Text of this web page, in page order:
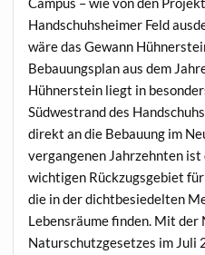
Handschuhsheimer Feld
wäre das Gewann
Bebauungsplan aus dem
Hühnerstein liegt in
Südwestrand des
direkt an die Bebauung im
vergangenen Jahrzehnten ist
wichtigen Rückzugsgebiet
die in der dichtbesiedelten
Lebensräume finden. Mit der
Naturschutzgesetzes im Juli